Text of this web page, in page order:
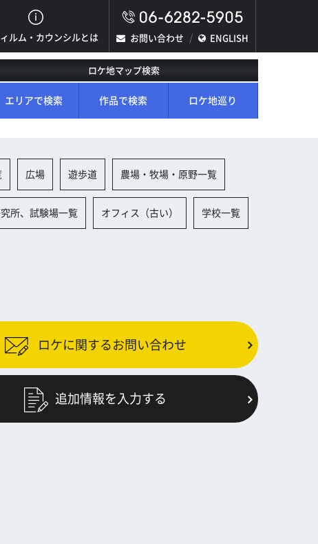
ルム・カウンシルとは お問い合わせ ENGLISH
ロケ地マップ検索
エリアで検索 作品で検索 ロケ地巡り
広場 遊歩道 農場・牧場・原野一覧
所、試験場一覧 オフィス（古い） 学校一覧
ロケに関するお問い合わせ
追加情報を入力する